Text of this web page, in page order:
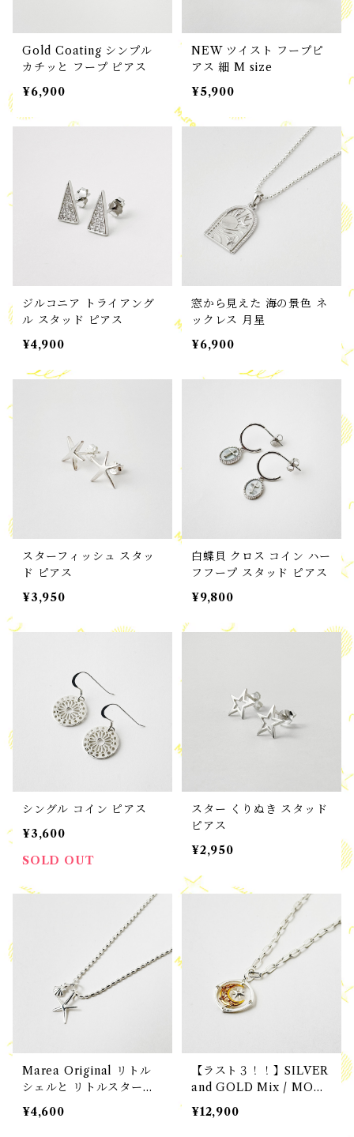
Gold Coating シンプル
カチッと フープ ピアス
¥6,900
NEW ツイスト フープピ
アス 細 M size
¥5,900
ジルコニア トライアング
ル スタッド ピアス
¥4,900
窓から見えた 海の景色 ネ
ックレス 月星
¥6,900
スターフィッシュ スタッ
ド ピアス
¥3,950
白蝶貝 クロス コイン ハー
フフープ スタッド ピアス
¥9,800
シングル コイン ピアス
¥3,600
SOLD OUT
スター くりぬき スタッド
ピアス
¥2,950
Marea Original リトル
シェルと リトルスターフ
ィッシュ のネックレス
◆◆
¥4,600
【ラスト３！！】SILVER
and GOLD Mix / MOO
N and STAR ペンダン
ト
¥12,900